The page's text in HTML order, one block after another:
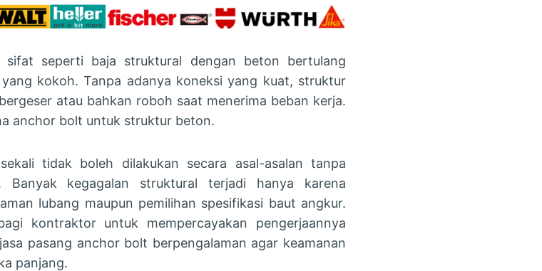
sifat seperti baja struktural dengan beton bertulang
kokoh. Tanpa adanya koneksi yang kuat, struktur
atau bahkan roboh saat menerima beban kerja.
anchor bolt untuk struktur beton.
tidak boleh dilakukan secara asal-asalan tanpa
kegagalan struktural terjadi hanya karena
lubang maupun pemilihan spesifikasi baut angkur.
kontraktor untuk mempercayakan pengerjaannya
pasang anchor bolt berpengalaman agar keamanan
panjang.